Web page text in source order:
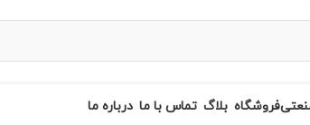
فروشگاه بلاگ تماس با ما درباره ما